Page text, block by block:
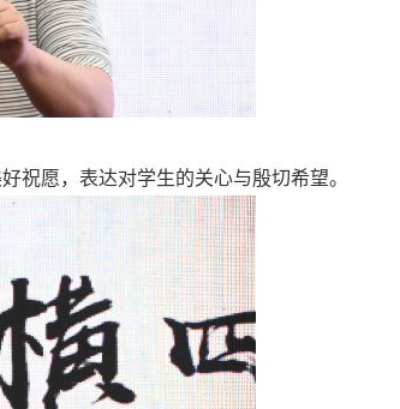
祝愿，表达对学生的关心与殷切希望。